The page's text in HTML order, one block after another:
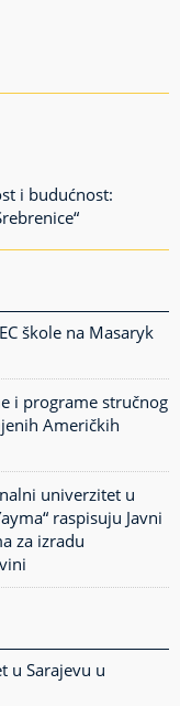
i budućnost:
škole na Masaryk
i programe stručnog
Američkih
univerzitet u
raspisuju Javni
za izradu
u Sarajevu u